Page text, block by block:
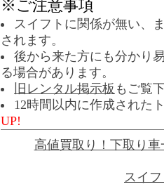
※ご注意事項
スイフトに関係が無い、
されます。
後から来た方にも分かり
る場合があります。
旧レンタル掲示板 もご覧
12時間以内に作成された
UP!
高値買取り！下取り車
スイ